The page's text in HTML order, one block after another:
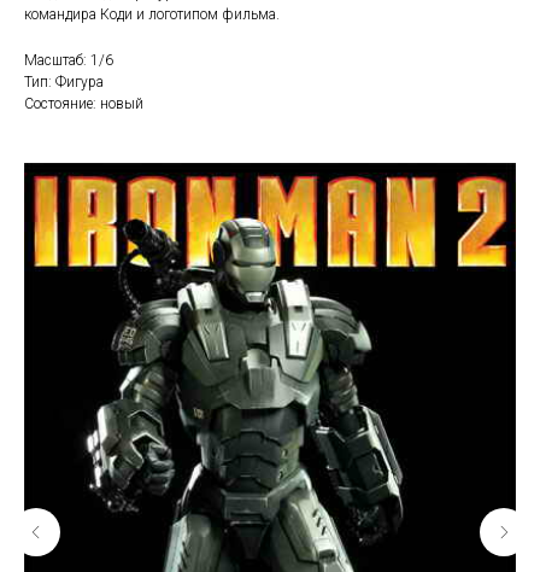
командира Коди и логотипом фильма.
Масштаб: 1/6
Тип: Фигура
Состояние: новый